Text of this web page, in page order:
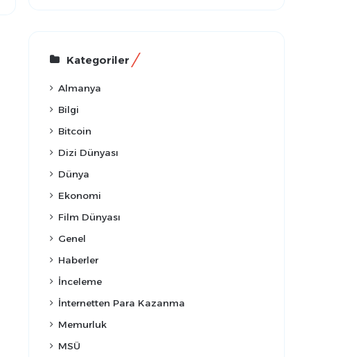
Kategoriler
Almanya
Bilgi
Bitcoin
Dizi Dünyası
Dünya
Ekonomi
Film Dünyası
Genel
Haberler
İnceleme
İnternetten Para Kazanma
Memurluk
MSÜ